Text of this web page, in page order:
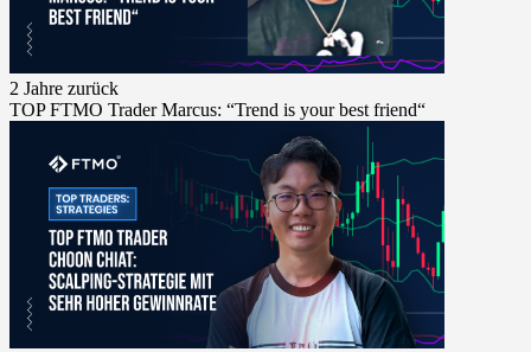
2 Jahre zurück
TOP FTMO Trader Marcus: “Trend is your best friend“